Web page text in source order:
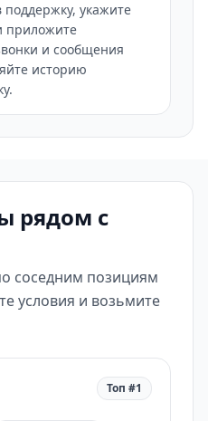
поддержку, укажите
приложите
и сообщения
историю
рядом с
соседним позициям
условия и возьмите
Топ #1